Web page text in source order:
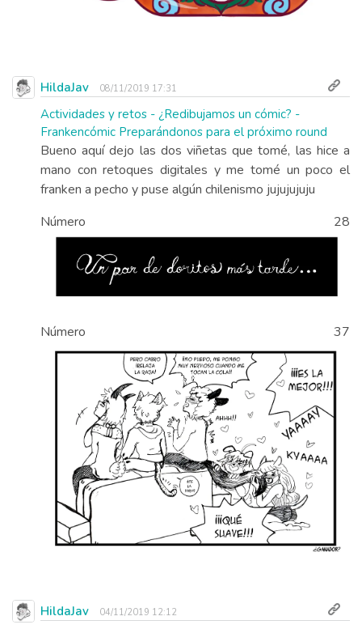
HildaJav 08/11/2019 17:31
Actividades y retos - ¿Redibujamos un cómic? -
Frankencómic Preparándonos para el próximo round
Bueno aquí dejo las dos viñetas que tomé, las hice a
mano con retoques digitales y me tomé un poco el
franken a pecho y puse algún chilenismo jujujujuju
Número 28
Número 37
HildaJav 04/11/2019 12:12